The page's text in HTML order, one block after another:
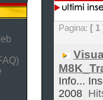
Pagina: [ 1
Info...
2008